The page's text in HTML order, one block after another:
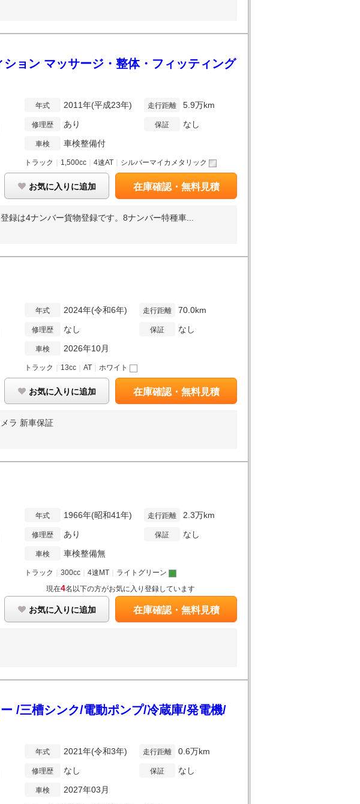
ョン マッサージ・整体・フィッティング
年式 2011年(平成23年)
修理歴 あり
車検 車検整備付
走行距離 5.9万km
保証 なし
トラック 1,500cc 4速AT シルバーマイカメタリック
お気に入りに追加 在庫確認・無料見積
は4ナンバー貨物登録です。8ナンバー特種車...
年式 2024年(令和6年)
修理歴 なし
車検 2026年10月
走行距離 70.0km
保証 なし
トラック 13cc AT ホワイト
お気に入りに追加 在庫確認・無料見積
ラ 新車保証
年式 1966年(昭和41年)
修理歴 あり
車検 車検整備無
走行距離 2.3万km
保証 なし
トラック 300cc 4速MT
ライトグリーン
現在4名以下の方がお気に入り登録しています
お気に入りに追加 在庫確認・無料見積
/三槽シンク/電動ポンプ/冷蔵庫/発電機/
年式 2021年(令和3年)
修理歴 なし
車検 2027年03月
走行距離 0.6万km
保証 なし